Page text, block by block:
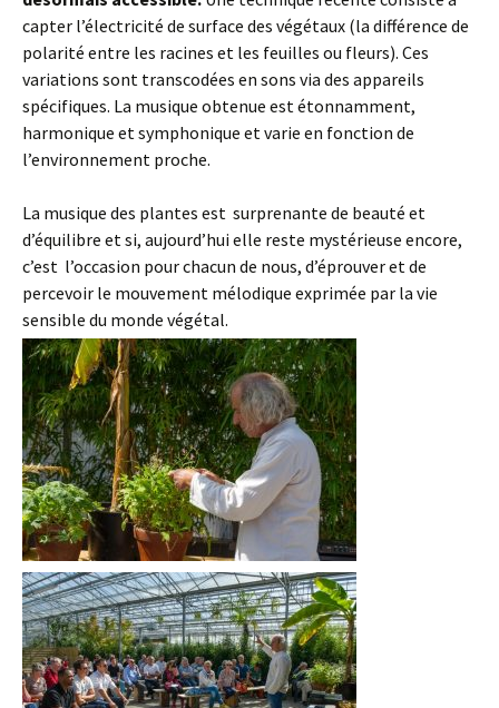
capter l’électricité de surface des végétaux (la différence de
polarité entre les racines et les feuilles ou fleurs). Ces
variations sont transcodées en sons via des appareils
spécifiques. La musique obtenue est étonnamment,
harmonique et symphonique et varie en fonction de
l’environnement proche.
La musique des plantes est surprenante de beauté et
d’équilibre et si, aujourd’hui elle reste mystérieuse encore,
c’est l’occasion pour chacun de nous, d’éprouver et de
percevoir le mouvement mélodique exprimée par la vie
sensible du monde végétal.